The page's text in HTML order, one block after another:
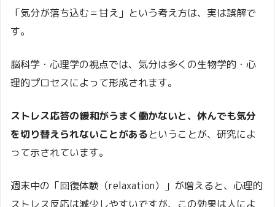
「気分が落ち込む＝甘え」という考え方は、実は誤解で
す。
脳科学・心理学の視点では、気分は多くの生物学的・心
理的プロセスによって形成されます。
ストレス応答の緩和がうまく働かないと、休んでも気分
を切り替えられないことがあるということが、研究によ
って示されています。
週末中の「回復体験（relaxation）」が増えると、心理的
ストレス反応は減少しやすいですが、この効果は人によ